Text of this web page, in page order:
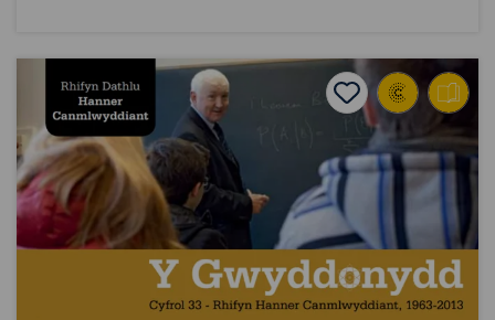
Y Gwyddonydd – cyfrol 33, 2013
Add to favourites
Add to favourites
Y Gwyddonydd – cyfrol 33, 2013
2.3K
Tagiau
Daearyddiaeth Gwyddorau Biolegol
Ffiseg
Adnodd Coleg Cymraeg
Y Gwyddonydd, Cyfrol 33 – Rhifyn Hanner
Canmlwyddiant, 1963-2013 Ymddangosodd Y